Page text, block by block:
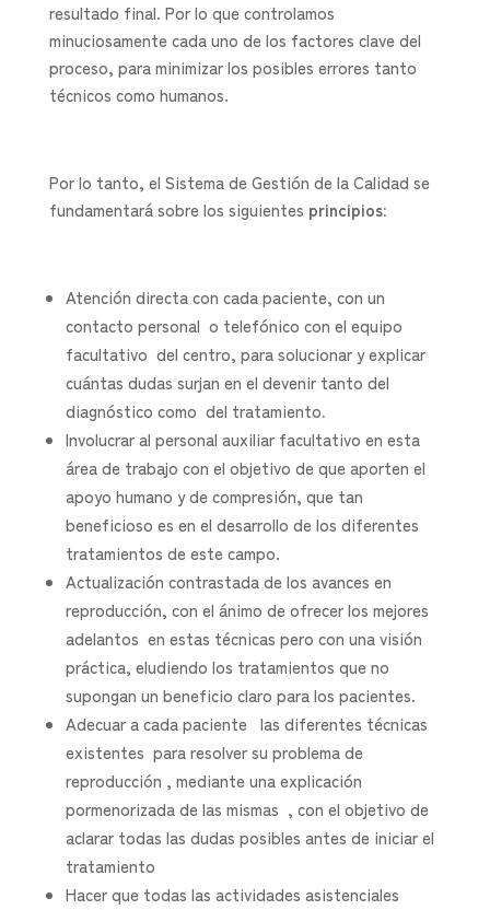
resultado final. Por lo que controlamos
minuciosamente cada uno de los factores clave del
proceso, para minimizar los posibles errores tanto
técnicos como humanos.
Por lo tanto, el Sistema de Gestión de la Calidad se
fundamentará sobre los siguientes principios:
Atención directa con cada paciente, con un
contacto personal o telefónico con el equipo
facultativo del centro, para solucionar y explicar
cuántas dudas surjan en el devenir tanto del
diagnóstico como del tratamiento.
Involucrar al personal auxiliar facultativo en esta
área de trabajo con el objetivo de que aporten el
apoyo humano y de compresión, que tan
beneficioso es en el desarrollo de los diferentes
tratamientos de este campo.
Actualización contrastada de los avances en
reproducción, con el ánimo de ofrecer los mejores
adelantos en estas técnicas pero con una visión
práctica, eludiendo los tratamientos que no
supongan un beneficio claro para los pacientes.
Adecuar a cada paciente las diferentes técnicas
existentes para resolver su problema de
reproducción , mediante una explicación
pormenorizada de las mismas , con el objetivo de
aclarar todas las dudas posibles antes de iniciar el
tratamiento
Hacer que todas las actividades asistenciales